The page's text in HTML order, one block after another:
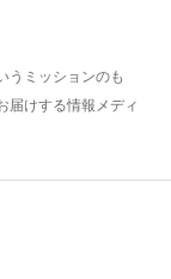
うミッションのも
届けする情報メディ